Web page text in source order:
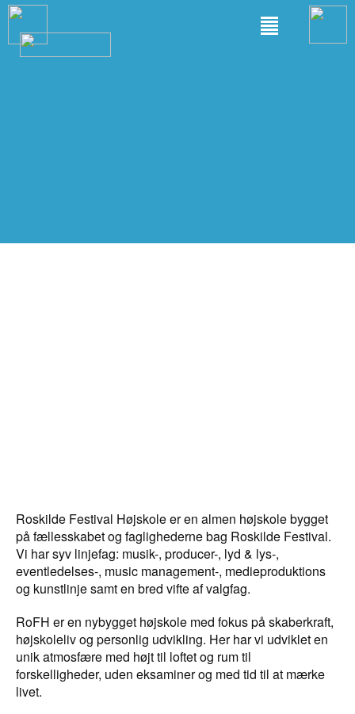
Roskilde Festival Højskole er en almen højskole bygget
på fællesskabet og faglighederne bag Roskilde Festival.
Vi har syv linjefag: musik-, producer-, lyd & lys-,
eventledelses-, music management-, medieproduktions
og kunstlinje samt en bred vifte af valgfag.
RoFH er en nybygget højskole med fokus på skaberkraft,
højskoleliv og personlig udvikling. Her har vi udviklet en
unik atmosfære med højt til loftet og rum til
forskelligheder, uden eksaminer og med tid til at mærke
livet.